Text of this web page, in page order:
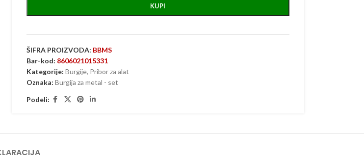
KUPI
ŠIFRA PROIZVODA: BBMS
Bar-kod: 8606021015331
Kategorije: Burgije, Pribor za alat
Oznaka: Burgija za metal - set
Podeli: